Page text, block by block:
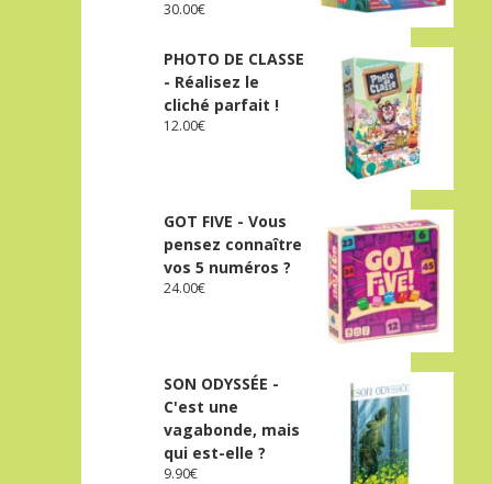
30.00€
PHOTO DE CLASSE
- Réalisez le
cliché parfait !
12.00€
GOT FIVE - Vous
pensez connaître
vos 5 numéros ?
24.00€
SON ODYSSÉE -
C'est une
vagabonde, mais
qui est-elle ?
9.90€